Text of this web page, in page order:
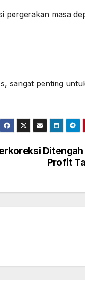
pergerakan masa
sangat penting
Ditengah
Profit